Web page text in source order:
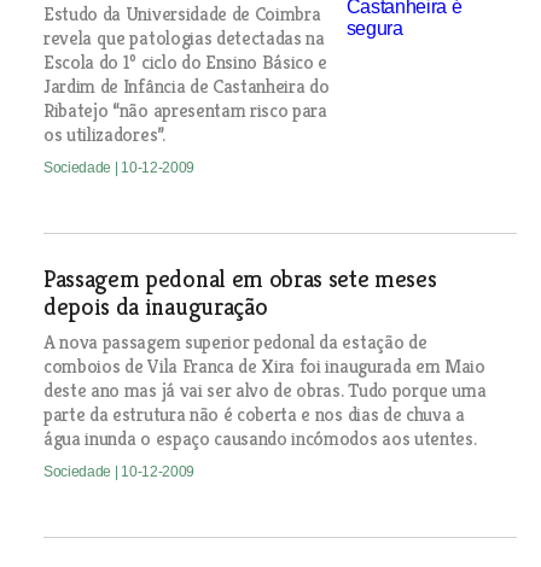
Estudo da Universidade de Coimbra
revela que patologias detectadas na
Escola do 1º ciclo do Ensino Básico e
Jardim de Infância de Castanheira do
Ribatejo “não apresentam risco para
os utilizadores”.
Sociedade | 10-12-2009
Passagem pedonal em obras sete meses
depois da inauguração
A nova passagem superior pedonal da estação de
comboios de Vila Franca de Xira foi inaugurada em Maio
deste ano mas já vai ser alvo de obras. Tudo porque uma
parte da estrutura não é coberta e nos dias de chuva a
água inunda o espaço causando incómodos aos utentes.
Sociedade | 10-12-2009